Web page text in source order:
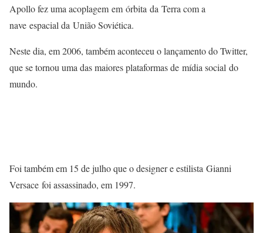
Apollo fez uma acoplagem em órbita da Terra com a
nave espacial da União Soviética.
Neste dia, em 2006, também aconteceu o lançamento do Twitter,
que se tornou uma das maiores plataformas de mídia social do
mundo.
Foi também em 15 de julho que o designer e estilista Gianni
Versace foi assassinado, em 1997.